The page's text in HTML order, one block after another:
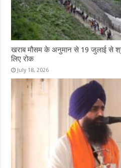
खराब मौसम के अनुमान से 19 जुलाई से
लिए रोक
July 18, 2026